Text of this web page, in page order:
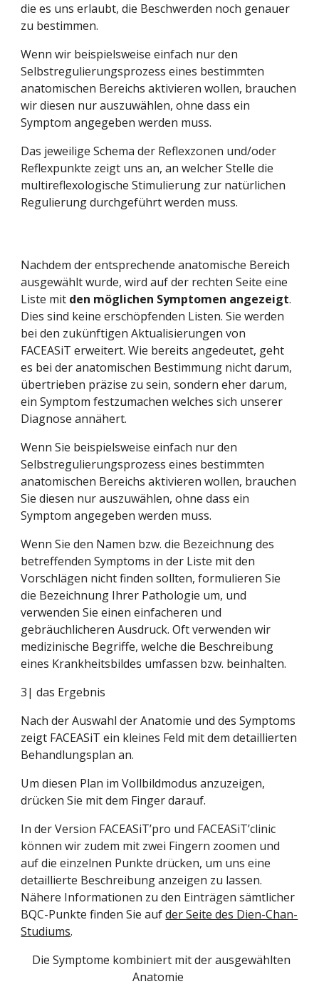
die es uns erlaubt, die Beschwerden noch genauer
zu bestimmen.
Wenn wir beispielsweise einfach nur den
Selbstregulierungsprozess eines bestimmten
anatomischen Bereichs aktivieren wollen, brauchen
wir diesen nur auszuwählen, ohne dass ein
Symptom angegeben werden muss.
Das jeweilige Schema der Reflexzonen und/oder
Reflexpunkte zeigt uns an, an welcher Stelle die
multireflexologische Stimulierung zur natürlichen
Regulierung durchgeführt werden muss.
Nachdem der entsprechende anatomische Bereich
ausgewählt wurde, wird auf der rechten Seite eine
Liste mit den möglichen Symptomen angezeigt.
Dies sind keine erschöpfenden Listen. Sie werden
bei den zukünftigen Aktualisierungen von
FACEASiT erweitert. Wie bereits angedeutet, geht
es bei der anatomischen Bestimmung nicht darum,
übertrieben präzise zu sein, sondern eher darum,
ein Symptom festzumachen welches sich unserer
Diagnose annähert.
Wenn Sie beispielsweise einfach nur den
Selbstregulierungsprozess eines bestimmten
anatomischen Bereichs aktivieren wollen, brauchen
Sie diesen nur auszuwählen, ohne dass ein
Symptom angegeben werden muss.
Wenn Sie den Namen bzw. die Bezeichnung des
betreffenden Symptoms in der Liste mit den
Vorschlägen nicht finden sollten, formulieren Sie
die Bezeichnung Ihrer Pathologie um, und
verwenden Sie einen einfacheren und
gebräuchlicheren Ausdruck. Oft verwenden wir
medizinische Begriffe, welche die Beschreibung
eines Krankheitsbildes umfassen bzw. beinhalten.
3| das Ergebnis
Nach der Auswahl der Anatomie und des Symptoms
zeigt FACEASiT ein kleines Feld mit dem detaillierten
Behandlungsplan an.
Um diesen Plan im Vollbildmodus anzuzeigen,
drücken Sie mit dem Finger darauf.
In der Version FACEASiT’pro und FACEASiT’clinic
können wir zudem mit zwei Fingern zoomen und
auf die einzelnen Punkte drücken, um uns eine
detaillierte Beschreibung anzeigen zu lassen.
Nähere Informationen zu den Einträgen sämtlicher
BQC-Punkte finden Sie auf der Seite des Dien-Chan-
Studiums.
Anatomie